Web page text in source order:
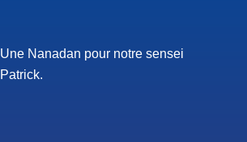
Une Nanadan pour notre sensei
Patrick.